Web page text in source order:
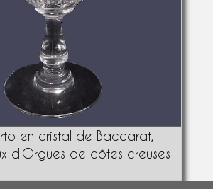
en cristal de Baccarat,
d'Orgues de côtes creuses